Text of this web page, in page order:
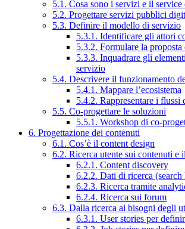
5.1. Cosa sono i servizi e il service
5.2. Progettare servizi pubblici
5.3. Definire il modello di servizio
5.3.1. Identificare gli attori
5.3.2. Formulare la
5.3.3. Inquadrare gli
servizio
5.4. Descrivere il funzionamento
5.4.1. Mappare l’ecosistema
5.4.2. Rappresentare i flussi
5.5. Co-progettare le soluzioni
5.5.1. Workshop di co-
6. Progettazione dei contenuti
6.1. Cos’è il content design
6.2. Ricerca utente sui contenuti e
6.2.1. Content discovery
6.2.2. Dati di ricerca
6.2.3. Ricerca tramite
6.2.4. Ricerca sui forum
6.3. Dalla ricerca ai bisogni degli
6.3.1. User stories per